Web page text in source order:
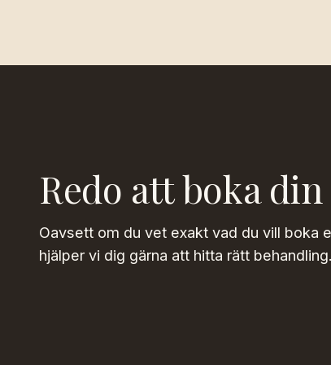
Redo att boka
Oavsett om du vet exakt vad du vill boka
hjälper vi dig gärna att hitta rätt behandling.